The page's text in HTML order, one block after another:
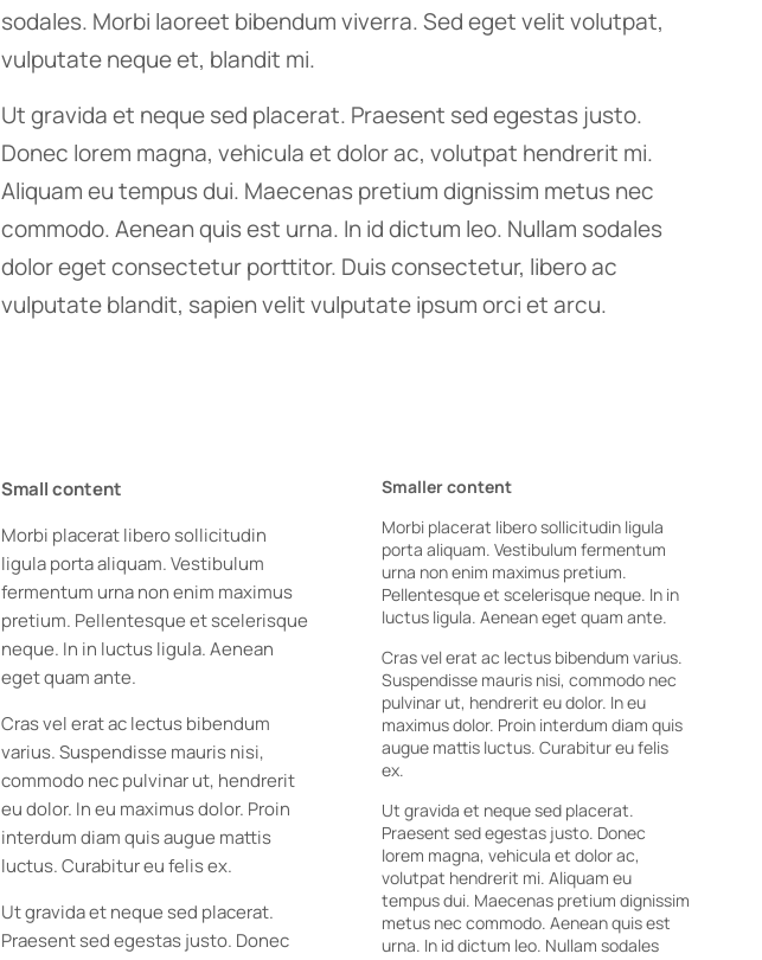
sodales. Morbi laoreet bibendum viverra. Sed eget velit volutpat,
vulputate neque et, blandit mi.
Ut gravida et neque sed placerat. Praesent sed egestas justo.
Donec lorem magna, vehicula et dolor ac, volutpat hendrerit mi.
Aliquam eu tempus dui. Maecenas pretium dignissim metus nec
commodo. Aenean quis est urna. In id dictum leo. Nullam sodales
dolor eget consectetur porttitor. Duis consectetur, libero ac
vulputate blandit, sapien velit vulputate ipsum orci et arcu.
Small content
Morbi placerat libero sollicitudin
ligula porta aliquam. Vestibulum
fermentum urna non enim maximus
pretium. Pellentesque et scelerisque
neque. In in luctus ligula. Aenean
eget quam ante.
Cras vel erat ac lectus bibendum
varius. Suspendisse mauris nisi,
commodo nec pulvinar ut, hendrerit
eu dolor. In eu maximus dolor. Proin
interdum diam quis augue mattis
luctus. Curabitur eu felis ex.
Ut gravida et neque sed placerat.
Praesent sed egestas justo. Donec
Smaller content
Morbi placerat libero sollicitudin ligula
porta aliquam. Vestibulum fermentum
urna non enim maximus pretium.
Pellentesque et scelerisque neque. In in
luctus ligula. Aenean eget quam ante.
Cras vel erat ac lectus bibendum varius.
Suspendisse mauris nisi, commodo nec
pulvinar ut, hendrerit eu dolor. In eu
maximus dolor. Proin interdum diam quis
augue mattis luctus. Curabitur eu felis
ex.
Ut gravida et neque sed placerat.
Praesent sed egestas justo. Donec
lorem magna, vehicula et dolor ac,
volutpat hendrerit mi. Aliquam eu
tempus dui. Maecenas pretium dignissim
metus nec commodo. Aenean quis est
urna. In id dictum leo. Nullam sodales